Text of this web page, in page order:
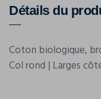
Détails du
Coton biologique,
Col rond | Larges